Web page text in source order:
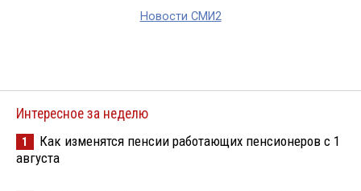
Новости СМИ2
Интересное за неделю
1
Как изменятся пенсии работающих пенсионеров с 1
августа